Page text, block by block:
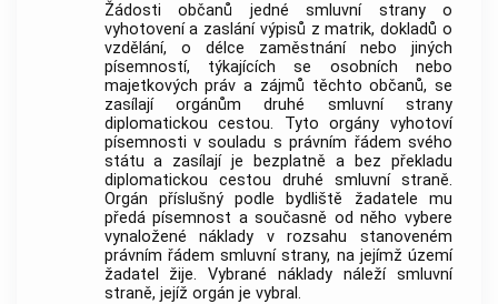
Žádosti občanů jedné smluvní strany o
vyhotovení a zaslání výpisů z matrik, dokladů o
vzdělání, o délce zaměstnání nebo jiných
písemností, týkajících se osobních nebo
majetkových práv a zájmů těchto občanů, se
zasílají orgánům druhé smluvní strany
diplomatickou cestou. Tyto orgány vyhotoví
písemnosti v souladu s právním řádem svého
státu a zasílají je bezplatně a bez překladu
diplomatickou cestou druhé smluvní straně.
Orgán příslušný podle bydliště žadatele mu
předá písemnost a současně od něho vybere
vynaložené náklady v rozsahu stanoveném
právním řádem smluvní strany, na jejímž území
žadatel žije. Vybrané náklady náleží smluvní
straně, jejíž orgán je vybral.